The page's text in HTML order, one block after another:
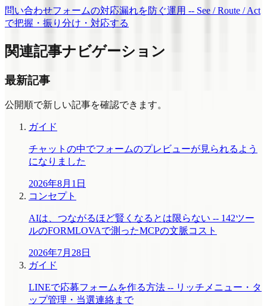
問い合わせフォームの対応漏れを防ぐ運用 -- See / Route / Act
で把握・振り分け・対応する
関連記事ナビゲーション
最新記事
公開順で新しい記事を確認できます。
ガイド
チャットの中でフォームのプレビューが見られるよう
になりました
2026年8月1日
コンセプト
AIは、つながるほど賢くなるとは限らない -- 142ツー
ルのFORMLOVAで測ったMCPの文脈コスト
2026年7月28日
ガイド
LINEで応募フォームを作る方法 -- リッチメニュー・タ
ップ管理・当選連絡まで